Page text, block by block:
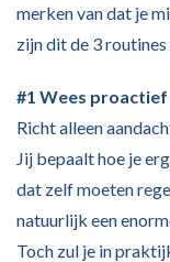
merken van dat je
zijn dit de 3
#1 Wees proactief
Richt alleen
Jij bepaalt hoe je
dat zelf moeten
natuurlijk een
Toch zul je in